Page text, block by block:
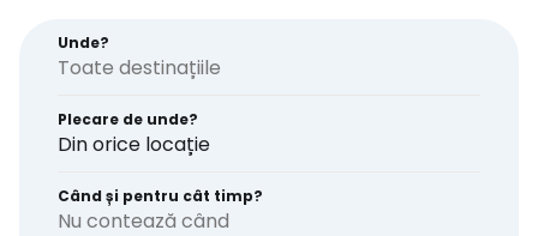
Unde?
Plecare de unde?
Din orice locație
Când și pentru cât timp?
Nu contează când
Continuați cu Google
Continuați cu Facebook